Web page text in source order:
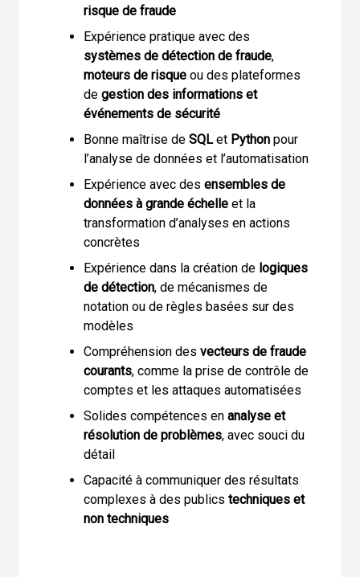
risque de fraude
Expérience pratique avec des
systèmes de détection de fraude,
moteurs de risque ou des plateformes
de gestion des informations et
événements de sécurité
Bonne maîtrise de SQLet Python pour
l’analyse de données et l’automatisation
Expérience avec des ensembles de
données à grande échelle et la
transformation d’analyses en actions
concrètes
Expérience dans la création de logiques
de détection, de mécanismes de
notation ou de règles basées sur des
modèles
Compréhension des vecteurs de fraude
courants, comme la prise de contrôle de
comptes et les attaques automatisées
Solides compétences en analyse et
résolution de problèmes, avec souci du
détail
Capacité à communiquer des résultats
complexes à des publics techniques et
non techniques